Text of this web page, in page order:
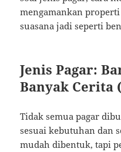
mengamankan
suasana jadi seperti
Jenis Pagar:
Banyak
Tidak semua pagar
sesuai kebutuhan dan
mudah dibentuk, tapi